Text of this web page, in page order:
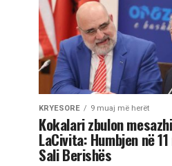
KRYESORE 9 muaj më herët
Kokalari zbulon
LaCivita: Humbjen në
Sali Berishës